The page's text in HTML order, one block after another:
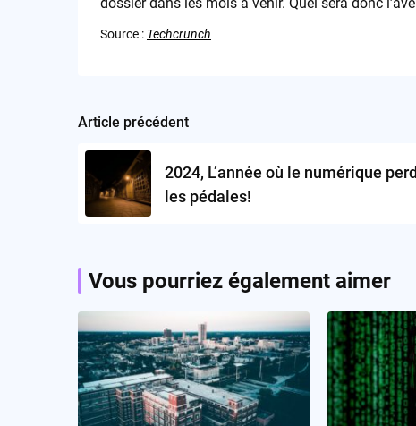
dossier dans les mois à venir. Quel sera donc
Source : Techcrunch
Post
navigation
Article précédent
2024, L’année où le numérique perd
les pédales!
Vous pourriez également aimer